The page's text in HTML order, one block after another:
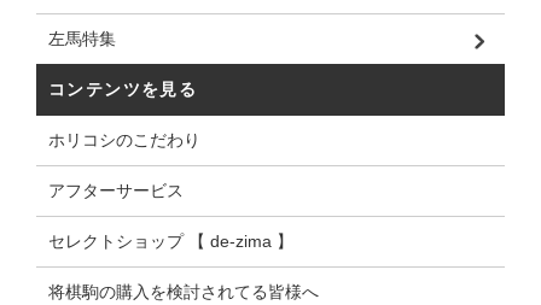
左馬特集
コンテンツを見る
ホリコシのこだわり
アフターサービス
セレクトショップ 【 de-zima 】
将棋駒の購入を検討されてる皆様へ